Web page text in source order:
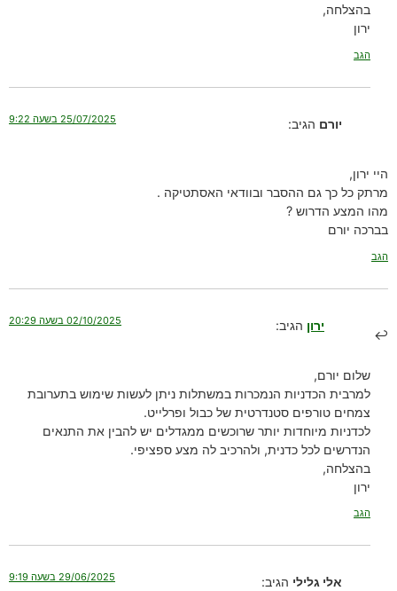
בהצלחה,
ירון
הגב
יורם הגיב: 25/07/2025 בשעה 9:22
היי ירון,
מרתק כל כך גם ההסבר ובוודאי האסתטיקה .
מהו המצע הדרוש ?
בברכה יורם
הגב
ירון הגיב: 02/10/2025 בשעה 20:29
שלום יורם,
למרבית הכדניות הנמכרות במשתלות ניתן לעשות שימוש בתערובת
צמחים טורפים סטנדרטית של כבול ופרלייט.
לכדניות מיוחדות יותר שרוכשים ממגדלים יש להבין את התנאים
הנדרשים לכל כדנית, ולהרכיב לה מצע ספציפי.
בהצלחה,
ירון
הגב
אלי גלילי הגיב: 29/06/2025 בשעה 9:19